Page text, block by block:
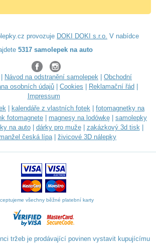
provozuje DOKI DOKI s.r.o. V nabídce
5317 samolepek na auto
Návod na odstranění samolepek
Obchodní
osobních údajů Cookies Reklamační řád
Impressum
kalendáře z vlastních fotek
fotomagnetky na
fotomagnete magnesy na lodówkę
samolepky
na auto| dárky pro muže| zakázkový 3d tisk|
česká lípa| živicové 3D nálepky
všechny běžné platební karty
tržeb je prodávající povinen vystavit kupujícímu